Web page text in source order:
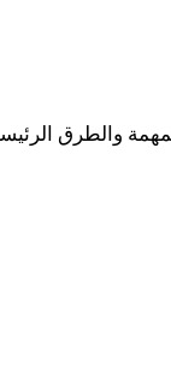
والطرق